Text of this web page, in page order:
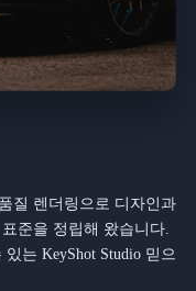
질 렌더링으로 디자인과
준을 정립해 왔습니다.
는 KeyShot Studio 믿으